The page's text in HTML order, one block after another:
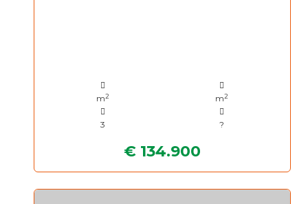
m2 m2
3 ?
€ 134.900